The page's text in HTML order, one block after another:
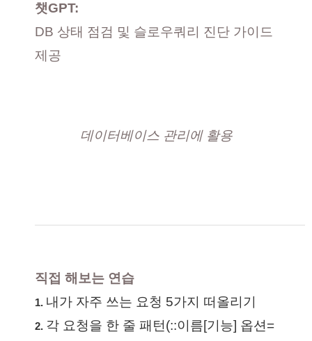
챗GPT:
DB 상태 점검 및 슬로우쿼리 진단 가이드
제공
데이터베이스 관리에 활용
직접 해보는 연습
내가 자주 쓰는 요청 5가지 떠올리기
각 요청을 한 줄 패턴(::이름[기능] 옵션=